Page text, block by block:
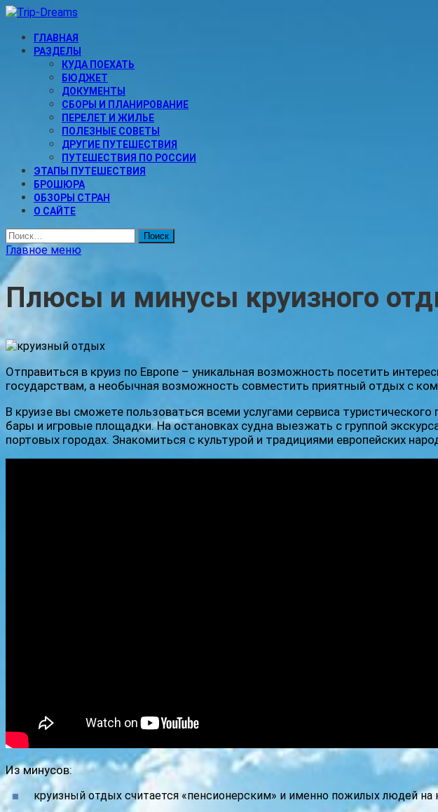
Перейти
содержимому
Trip-Dreams
Про самостоятельные путешествия и туризм
ГЛАВНАЯ
РАЗДЕЛЫ
КУДА ПОЕХАТЬ
БЮДЖЕТ
ДОКУМЕНТЫ
СБОРЫ И ПЛАНИРОВАНИЕ
ПЕРЕЛЕТ И ЖИЛЬЕ
ПОЛЕЗНЫЕ СОВЕТЫ
ДРУГИЕ ПУТЕШЕСТВИЯ
ПУТЕШЕСТВИЯ ПО РОССИИ
ЭТАПЫ ПУТЕШЕСТВИЯ
БРОШЮРА
ОБЗОРЫ СТРАН
О САЙТЕ
Найти:
Главное меню
Плюсы и минусы круизного
Отправиться в круиз по Европе – уникальная возможность посетить
государствам, а необычная возможность совместить приятный отдых с
В круизе вы сможете пользоваться всеми услугами сервиса
бары и игровые площадки. На остановках судна выезжать с группой
портовых городах. Знакомиться с культурой и традициями европейских
Из минусов:
круизный отдых считается «пенсионерским» и именно пожилых людей на